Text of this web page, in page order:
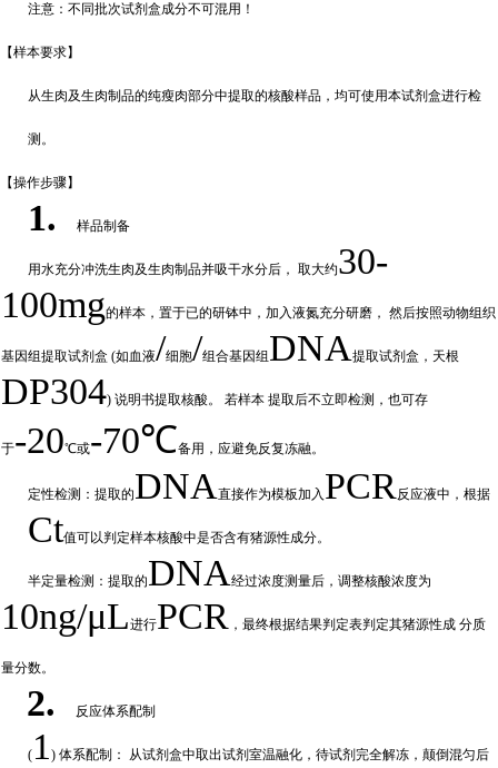
注意：不同批次试剂盒成分不可混用！
【样本要求】
从生肉及生肉制品的纯瘦肉部分中提取的核酸样品，均可使用本试剂盒进行检
测。
【操作步骤】
1. 样品制备
用水充分冲洗生肉及生肉制品并吸干水分后， 取大约30-
100mg的样本，置于已的研钵中，加入液氮充分研磨， 然后按照动物组织
基因组提取试剂盒 (如血液/细胞/组合基因组 DNA提取试剂盒，天根
DP304) 说明书提取核酸。 若样本 提取后不立即检测，也可存
于-20℃或-70℃备用，应避免反复冻融。
定性检测：提取的DNA直接作为模板加入 PCR反应液中，根据
Ct值可以判定样本核酸中是否含有猪源性成分。
半定量检测：提取的DNA经过浓度测量后，调整核酸浓度为
10ng/μL进行PCR，最终根据结果判定表判定其猪源性成 分质
量分数。
2. 反应体系配制
(1 ) 体系配制： 从试剂盒中取出试剂室温融化，待试剂完全解冻，颠倒混匀后